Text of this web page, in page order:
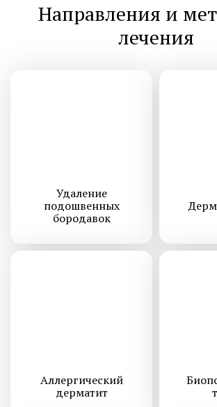
Направления и
лечения
Удаление
подошвенных
бородавок
Аллергический
дерматит